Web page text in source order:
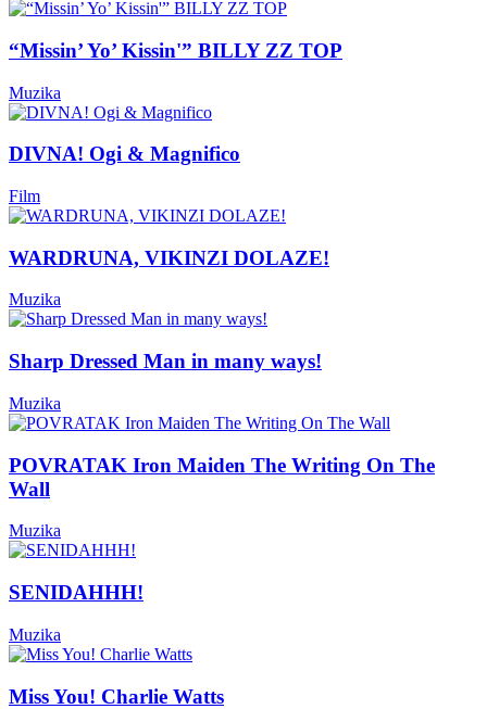
“Missin’ Yo’ Kissin'” BILLY ZZ TOP
Muzika
DIVNA! Ogi & Magnifico
Film
WARDRUNA, VIKINZI DOLAZE!
Muzika
Sharp Dressed Man in many ways!
Muzika
POVRATAK Iron Maiden The Writing On The
Wall
Muzika
SENIDAHHH!
Muzika
Miss You! Charlie Watts